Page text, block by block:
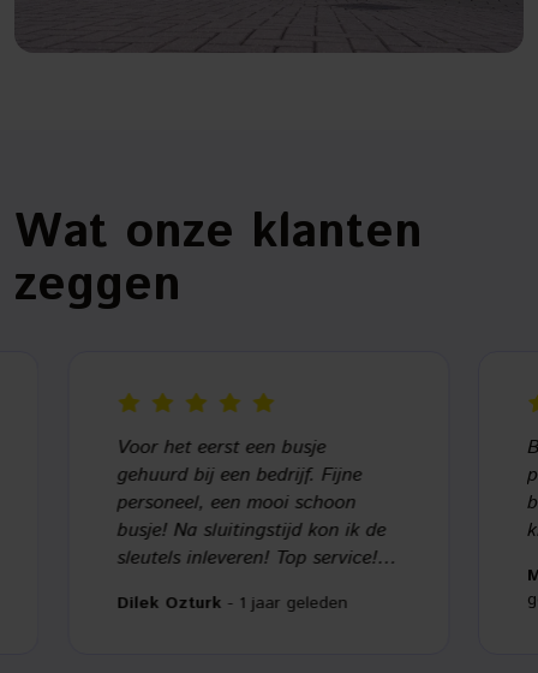
Wat onze klanten
zeggen
Voor het eerst een busje
gehuurd bij een bedrijf. Fijne
personeel, een mooi schoon
busje! Na sluitingstijd kon ik de
sleutels inleveren! Top service!
Dilek Ozturk- 1 jaar geleden
klant